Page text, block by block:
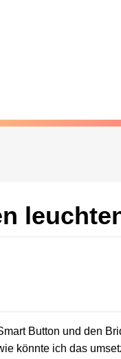
Button und den
könnte ich das